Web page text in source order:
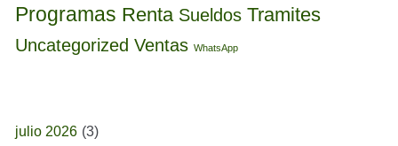
Programas Renta Sueldos Tramites
Uncategorized Ventas WhatsApp
julio 2026 (3)